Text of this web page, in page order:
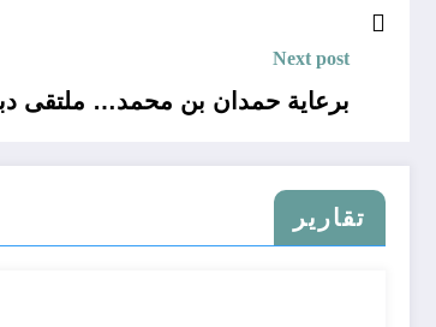
Next post
برعاية حمدان بن محمد… ملتقى
تقارير